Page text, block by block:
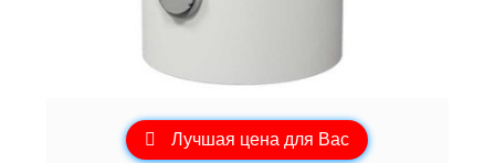
Лучшая цена для Вас